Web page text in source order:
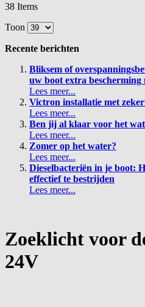
Recente berichten
Bliksem of
uw boot extra bescherming
Lees meer...
Victron installatie met
Lees meer...
Ben jij al klaar voor het
Lees meer...
Zomer op het water?
Lees meer...
Dieselbacteriën in je boot:
effectief te bestrijden
Lees meer...
Zoeklicht voor
24V
38 Items
Toon